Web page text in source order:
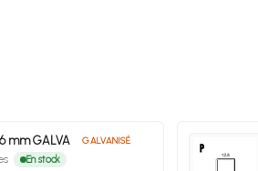
mm GALVA GALVANISÉ
En stock